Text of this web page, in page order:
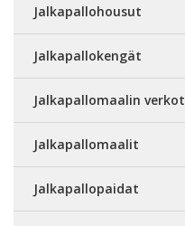
Jalkapallohousut
Jalkapallokengät
Jalkapallomaalin verkot
Jalkapallomaalit
Jalkapallopaidat